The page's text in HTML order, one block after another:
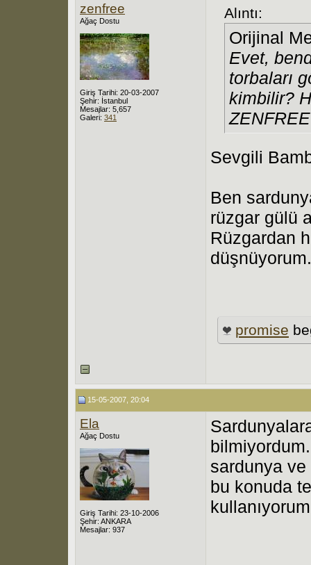
zenfree
Ağaç Dostu
Giriş Tarihi: 20-03-2007
Şehir: İstanbul
Mesajlar: 5,657
Galeri: 341
Alıntı:
Orijinal
Evet,
torbaları
kimbilir?
Sevgili
Ben
rüzgar gülü
Rüzgardan
promise
15-05-2007, 20:04
Ela
Ağaç Dostu
Giriş Tarihi: 23-10-2006
Şehir: ANKARA
Mesajlar: 937
sardunya
bu konuda